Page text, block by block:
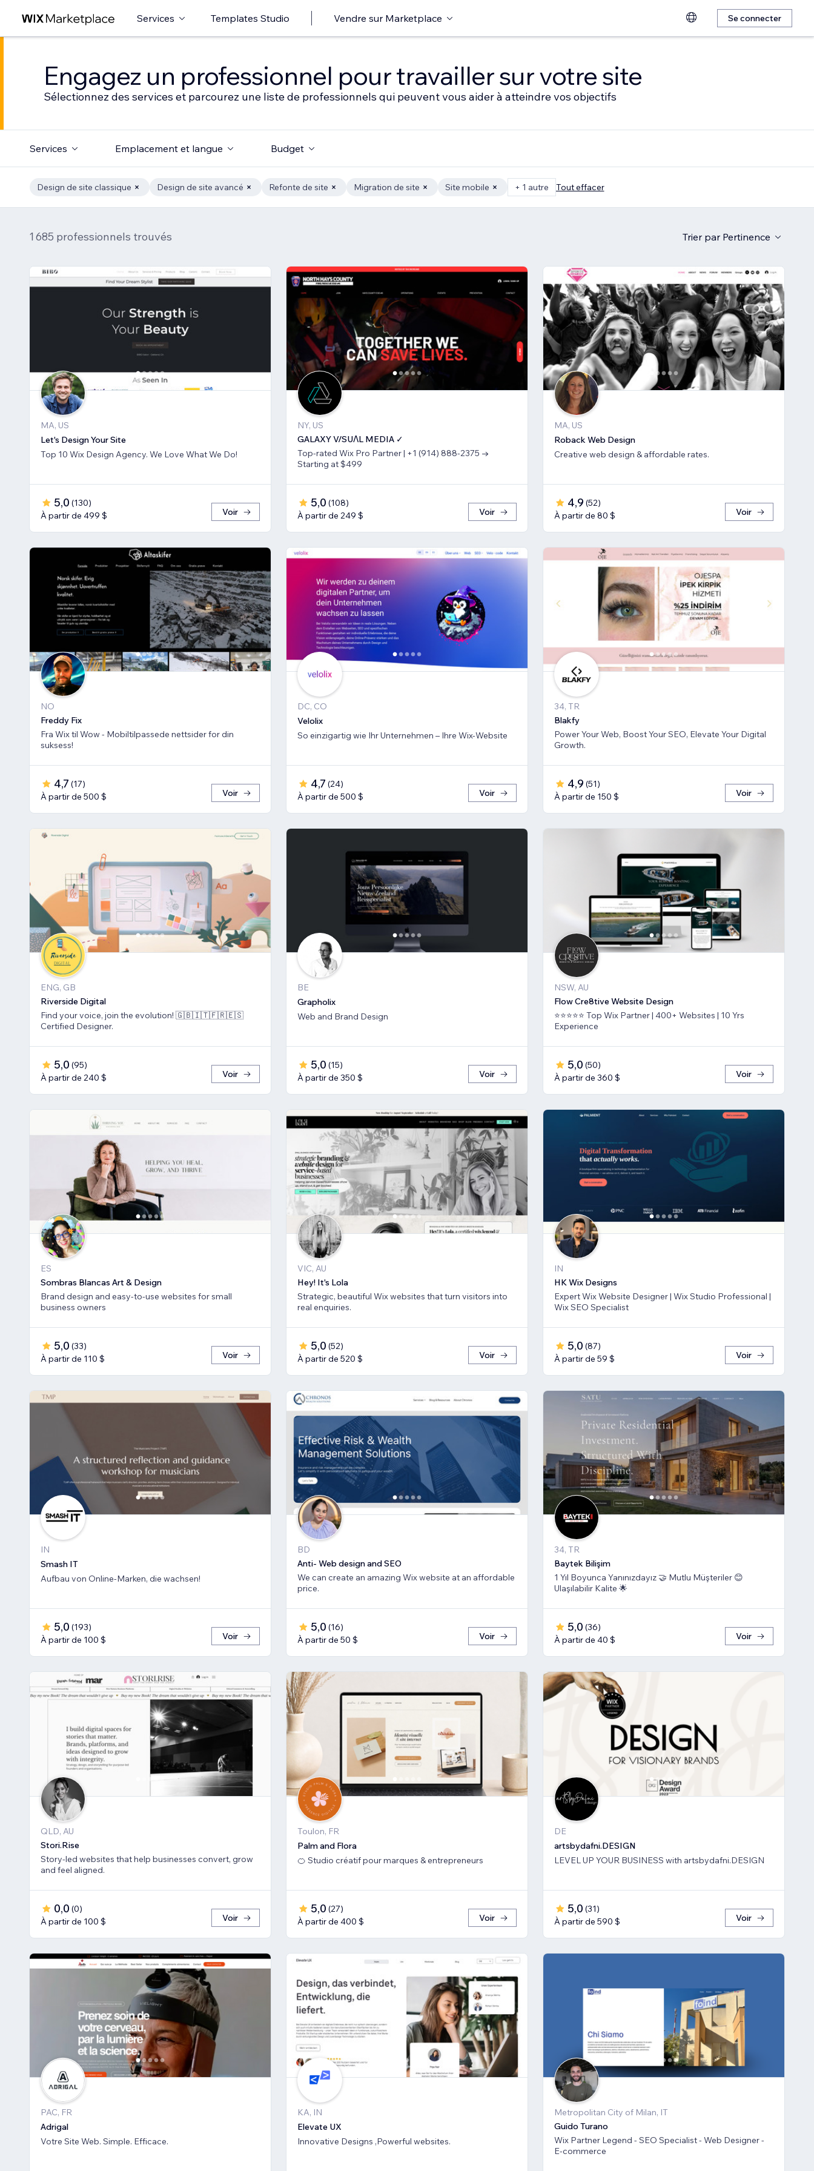
Services Templates Studio Vendre sur Marketplace Se connecter
Engagez un professionnel pour travailler sur votre site
Sélectionnez des services et parcourez une liste de professionnels qui peuvent vous aider à atteindre vos objectifs
Services Emplacement et langue Budget
Design de site classique Design de site avancé Refonte de site Migration de site Site mobile + 1 autre Tout effacer
1 685 professionnels trouvés Trier par Pertinence
MA, US
Let's Design Your Site
Top 10 Wix Design Agency. We Love What We Do!
5,0 (130)
À partir de 499 $
Voir
NY, US
GALAXY V/SUΛL MEDIA ✓
Top-rated Wix Pro Partner | +1 (914) 888-2375 →
Starting at $499
5,0 (108)
À partir de 249 $
Voir
MA, US
Roback Web Design
Creative web design & affordable rates.
4,9 (52)
À partir de 80 $
Voir
NO
Freddy Fix
Fra Wix til Wow - Mobiltilpassede nettsider for din
suksess!
4,7 (17)
À partir de 500 $
Voir
DC, CO
Velolix
So einzigartig wie Ihr Unternehmen – Ihre Wix-Website
4,7 (24)
À partir de 500 $
Voir
34, TR
Blakfy
Power Your Web, Boost Your SEO, Elevate Your Digital
Growth.
4,9 (51)
À partir de 150 $
Voir
ENG, GB
Riverside Digital
Find your voice, join the evolution! 🇬🇧🇮🇹🇫🇷🇪🇸
Certified Designer.
5,0 (95)
À partir de 240 $
Voir
BE
Grapholix
Web and Brand Design
5,0 (15)
À partir de 350 $
Voir
NSW, AU
Flow Cre8tive Website Design
⭐⭐⭐⭐⭐ Top Wix Partner | 400+ Websites | 10 Yrs
Experience
5,0 (50)
À partir de 360 $
Voir
ES
Sombras Blancas Art & Design
Brand design and easy-to-use websites for small
business owners
5,0 (33)
À partir de 110 $
Voir
VIC, AU
Hey! It's Lola
Strategic, beautiful Wix websites that turn visitors into
real enquiries.
5,0 (52)
À partir de 520 $
Voir
IN
HK Wix Designs
Expert Wix Website Designer | Wix Studio Professional |
Wix SEO Specialist
5,0 (87)
À partir de 59 $
Voir
IN
Smash IT
Aufbau von Online-Marken, die wachsen!
5,0 (193)
À partir de 100 $
Voir
BD
Anti- Web design and SEO
We can create an amazing Wix website at an affordable
price.
5,0 (16)
À partir de 50 $
Voir
34, TR
Baytek Bilişim
1 Yıl Boyunca Yanınızdayız 🤝 Mutlu Müşteriler 😊
Ulaşılabilir Kalite 🌟
5,0 (36)
À partir de 40 $
Voir
QLD, AU
Stori.Rise
Story-led websites that help businesses convert, grow
and feel aligned.
0,0 (0)
À partir de 100 $
Voir
Toulon, FR
Palm and Flora
🍊 Studio créatif pour marques & entrepreneurs
5,0 (27)
À partir de 400 $
Voir
DE
artsbydafni.DESIGN
LEVEL UP YOUR BUSINESS with artsbydafni.DESIGN
5,0 (31)
À partir de 590 $
Voir
PAC, FR
Adrigal
Votre Site Web. Simple. Efficace.
KA, IN
Elevate UX
Innovative Designs ,Powerful websites.
Metropolitan City of Milan, IT
Guido Turano
Wix Partner Legend - SEO Specialist - Web Designer -
E-commerce